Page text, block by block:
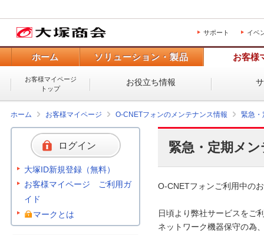
サポート イベ
ホーム ソリューション・製品 お客様
お客様マイページ
トップ
お役立ち情報
ホーム お客様マイページ O-CNETフォンのメンテナンス情報 緊急・
緊急・定期メ
O-CNETフォンご利用中の
日頃より弊社サービスをご
ネットワーク機器保守の為
ログイン
大塚ID新規登録（無料）
お客様マイページ ご利用ガ
イド
マークとは